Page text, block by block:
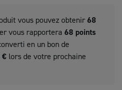
vous pouvez obtenir68
vous rapportera 68 points
en un bon de
€lors de votre prochaine